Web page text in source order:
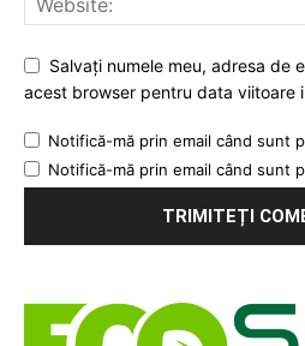
Salvați numele meu, adresa de
acest browser pentru data viitoare
Notifică-mă prin email când sunt
Notifică-mă prin email când sunt